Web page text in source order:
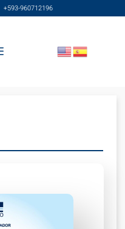
+593-960712196